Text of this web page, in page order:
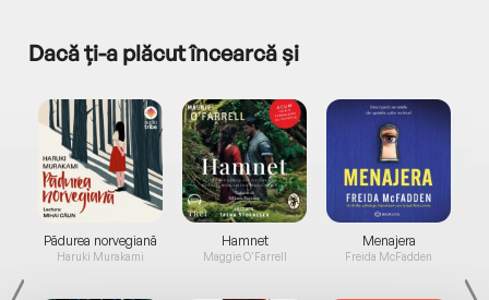
Dacă ți-a plăcut încearcă și
Pădurea norvegiană
Haruki Murakami
Hamnet
Maggie O'Farrell
Menajera
Freida McFadden